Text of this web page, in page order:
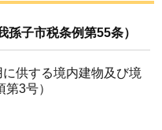
孫子市税条例第55条）
供する境内建物及び境
3号）